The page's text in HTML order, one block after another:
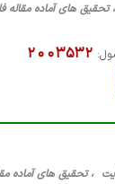
بایت ، تحقیق های آماده
2003532
2686 کیلو بایت ، تحقیق های